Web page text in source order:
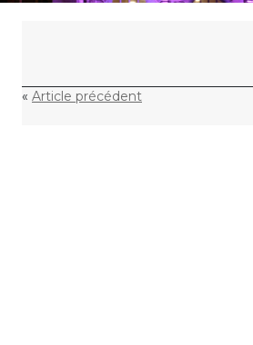
« Article précédent